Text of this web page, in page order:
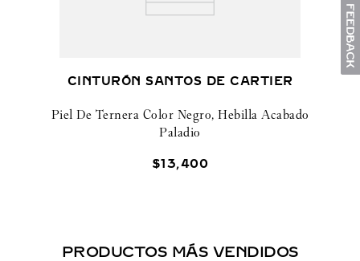
CINTURÓN SANTOS DE CARTIER
Piel De Ternera Color Negro, Hebilla Acabado
Paladio
$13,400
PRODUCTOS MÁS VENDIDOS